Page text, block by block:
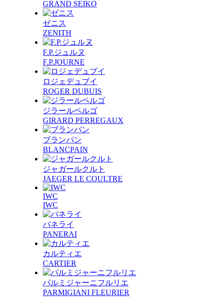
GRAND SEIKO
ゼニス
ZENITH
F.P.ジュルヌ
F.P.JOURNE
ロジェデュブイ
ROGER DUBUIS
ジラールペルゴ
GIRARD PERREGAUX
ブランパン
BLANCPAIN
ジャガールクルト
JAEGER LE COULTRE
IWC
IWC
パネライ
PANERAI
カルティエ
CARTIER
パルミジャーニフルリエ
PARMIGIANI FLEURIER